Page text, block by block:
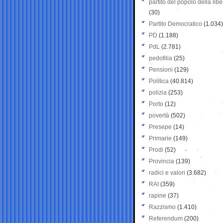
partito del popolo della
(30)
Partito Democratico (1.034)
PD (1.188)
PdL (2.781)
pedofilia (25)
Pensioni (129)
Politica (40.814)
polizia (253)
Porto (12)
povertà (502)
Presepe (14)
Primarie (149)
Prodi (52)
Provincia (139)
radici e valori (3.682)
RAI (359)
rapine (37)
Razzismo (1.410)
Referendum (200)